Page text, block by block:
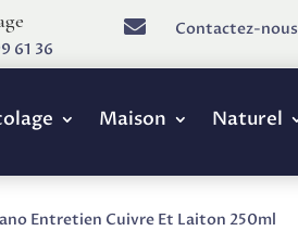
61 36
 Contactez-nous
Maison Naturel
Entretien Cuivre Et Laiton 250ml